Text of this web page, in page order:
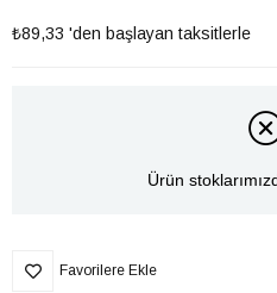
₺89,33 'den başlayan taksitlerle
Ürün
Favorilere Ekle